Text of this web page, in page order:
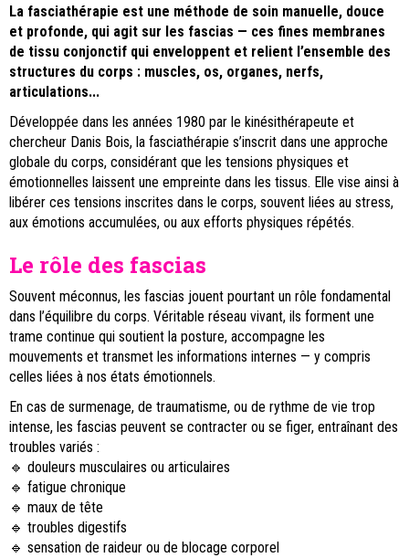
La fasciathérapie est une méthode de soin manuelle, douce
et profonde, qui agit sur les fascias — ces fines membranes
de tissu conjonctif qui enveloppent et relient l’ensemble des
structures du corps : muscles, os, organes, nerfs,
articulations...
Développée dans les années 1980 par le kinésithérapeute et
chercheur Danis Bois, la fasciathérapie s’inscrit dans une approche
globale du corps, considérant que les tensions physiques et
émotionnelles laissent une empreinte dans les tissus. Elle vise ainsi à
libérer ces tensions inscrites dans le corps, souvent liées au stress,
aux émotions accumulées, ou aux efforts physiques répétés.
Le rôle des fascias
Souvent méconnus, les fascias jouent pourtant un rôle fondamental
dans l’équilibre du corps. Véritable réseau vivant, ils forment une
trame continue qui soutient la posture, accompagne les
mouvements et transmet les informations internes — y compris
celles liées à nos états émotionnels.
En cas de surmenage, de traumatisme, ou de rythme de vie trop
intense, les fascias peuvent se contracter ou se figer, entraînant des
troubles variés :
🔹 douleurs musculaires ou articulaires
🔹 fatigue chronique
🔹 maux de tête
🔹 troubles digestifs
🔹 sensation de raideur ou de blocage corporel